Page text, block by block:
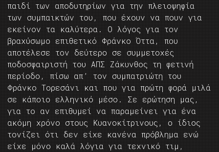
παιδί των αποδυτηρίων για την πλειοψηφία
των συμπαικτών του, που έχουν να πουν για
εκείνον τα καλύτερα. Ο λόγος για τον
βραχύσωμο επιθετικό Φράνκο Όττα, που
αποτέλεσε τον δεύτερο σε συμμετοχές
ποδοσφαιριστή του ΑΠΣ Ζάκυνθος τη φετινή
περίοδο, πίσω απ’ τον συμπατριώτη του
Φράνκο Τορεσάνι και που για πρώτη φορά μιλά
σε κάποιο ελληνικό μέσο. Σε ερώτηση μας,
για το αν επιθυμεί να παραμείνει για ένα
ακόμη χρόνο στους Κυανοκίτρινους, ο ίδιος
τονίζει ότι δεν είχε κανένα πρόβλημα ενώ
είχε μόνο καλά λόγια για τεχνικό τιμ,